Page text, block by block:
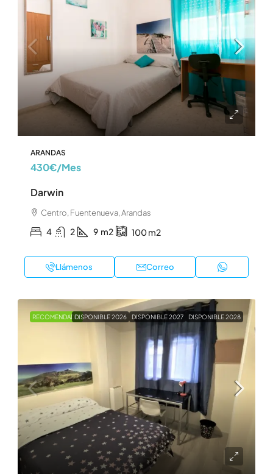
ARANDAS
430€/Mes
Darwin
Centro, Fuentenueva, Arandas
4 2 9 m2 100m2
Llámenos Correo
RECOMENDADODISPONIBLE 2026 DISPONIBLE 2027 DISPONIBLE 2028